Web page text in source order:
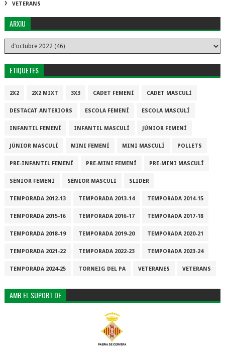
VETERANS
ARXIU
ETIQUETES
2X2 2X2 MIXT 3X3 CADET FEMENÍ CADET MASCULÍ
DESTACAT ANTERIORS ESCOLA FEMENÍ ESCOLA MASCULÍ
INFANTIL FEMENÍ INFANTIL MASCULÍ JÚNIOR FEMENÍ
JÚNIOR MASCULÍ MINI FEMENÍ MINI MASCULÍ POLLETS
PRE-INFANTIL FEMENÍ PRE-MINI FEMENÍ PRE-MINI MASCULÍ
SÈNIOR FEMENÍ SÈNIOR MASCULÍ SLIDER
TEMPORADA 2012-13 TEMPORADA 2013-14 TEMPORADA 2014-15
TEMPORADA 2015-16 TEMPORADA 2016-17 TEMPORADA 2017-18
TEMPORADA 2018-19 TEMPORADA 2019-20 TEMPORADA 2020-21
TEMPORADA 2021-22 TEMPORADA 2022-23 TEMPORADA 2023-24
TEMPORADA 2024-25 TORNEIG DEL PA VETERANES VETERANS
AMB EL SUPORT DE